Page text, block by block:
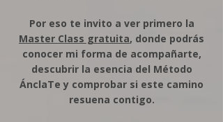
Por eso te invito a ver primero la
Master Class gratuita, donde podrás
conocer mi forma de acompañarte,
descubrir la esencia del Método
ÁnclaTe y comprobar si este camino
resuena contigo.